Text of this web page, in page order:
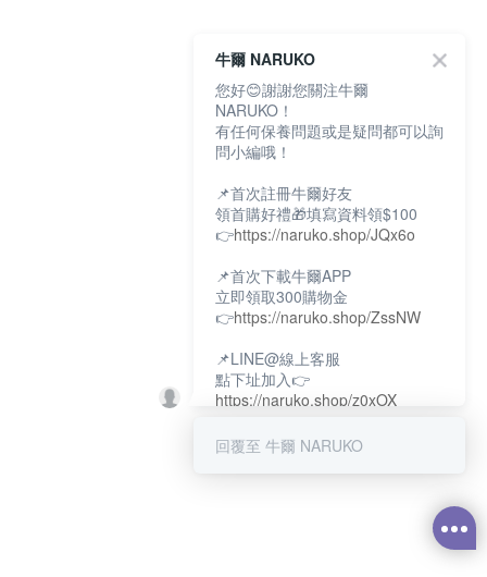
牛爾 NARUKO
您好😊謝謝您關注牛爾
NARUKO！
有任何保養問題或是疑問都可以詢
問小編哦！
📌首次註冊牛爾好友
領首購好禮🎁填寫資料領$100
👉https://naruko.shop/JQx6o
📌首次下載牛爾APP
立即領取300購物金
👉https://naruko.shop/ZssNW
📌LINE@線上客服
點下址加入👉
https://naruko.shop/z0xOX
📌電話客服：02-26581707
回覆至 牛爾 NARUKO